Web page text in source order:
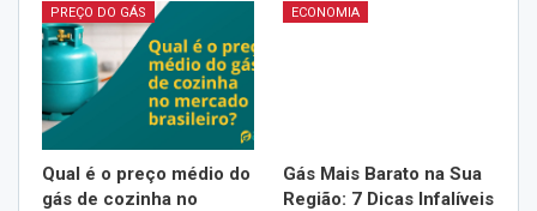
PREÇO DO GÁS
Qual é o preço médio do
gás de cozinha no
ECONOMIA
Gás Mais Barato na Sua
Região: 7 Dicas Infalíveis